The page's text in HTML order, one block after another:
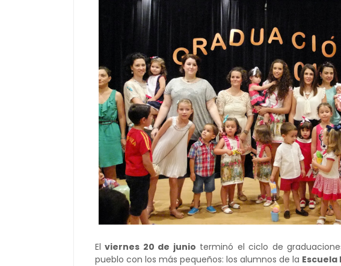
Elviernes 20 de junio terminó el ciclo de
pueblo con los más pequeños: los alumnos de la